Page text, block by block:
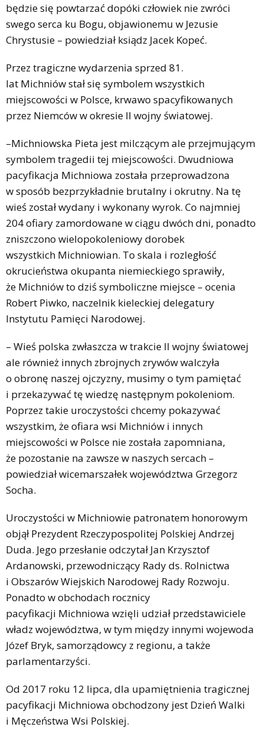
będzie się powtarzać dopóki człowiek nie zwróci
swego serca ku Bogu, objawionemu w Jezusie
Chrystusie – powiedział ksiądz Jacek Kopeć.
Przez tragiczne wydarzenia sprzed 81.
lat Michniów stał się symbolem wszystkich
miejscowości w Polsce, krwawo spacyfikowanych
przez Niemców w okresie II wojny światowej.
–Michniowska Pieta jest milczącym ale przejmującym
symbolem tragedii tej miejscowości. Dwudniowa
pacyfikacja Michniowa została przeprowadzona
w sposób bezprzykładnie brutalny i okrutny. Na tę
wieś został wydany i wykonany wyrok. Co najmniej
204 ofiary zamordowane w ciągu dwóch dni, ponadto
zniszczono wielopokoleniowy dorobek
wszystkich Michniowian. To skala i rozległość
okrucieństwa okupanta niemieckiego sprawiły,
że Michniów to dziś symboliczne miejsce – ocenia
Robert Piwko, naczelnik kieleckiej delegatury
Instytutu Pamięci Narodowej.
– Wieś polska zwłaszcza w trakcie II wojny światowej
ale również innych zbrojnych zrywów walczyła
o obronę naszej ojczyzny, musimy o tym pamiętać
i przekazywać tę wiedzę następnym pokoleniom.
Poprzez takie uroczystości chcemy pokazywać
wszystkim, że ofiara wsi Michniów i innych
miejscowości w Polsce nie została zapomniana,
że pozostanie na zawsze w naszych sercach –
powiedział wicemarszałek województwa Grzegorz
Socha.
Uroczystości w Michniowie patronatem honorowym
objął Prezydent Rzeczypospolitej Polskiej Andrzej
Duda. Jego przesłanie odczytał Jan Krzysztof
Ardanowski, przewodniczący Rady ds. Rolnictwa
i Obszarów Wiejskich Narodowej Rady Rozwoju.
Ponadto w obchodach rocznicy
pacyfikacji Michniowa wzięli udział przedstawiciele
władz województwa, w tym między innymi wojewoda
Józef Bryk, samorządowcy z regionu, a także
parlamentarzyści.
Od 2017 roku 12 lipca, dla upamiętnienia tragicznej
pacyfikacji Michniowa obchodzony jest Dzień Walki
i Męczeństwa Wsi Polskiej.